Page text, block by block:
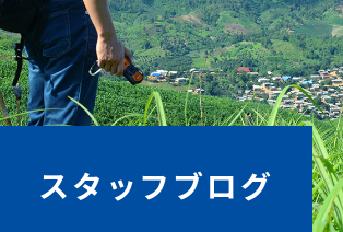
スタッフブログ